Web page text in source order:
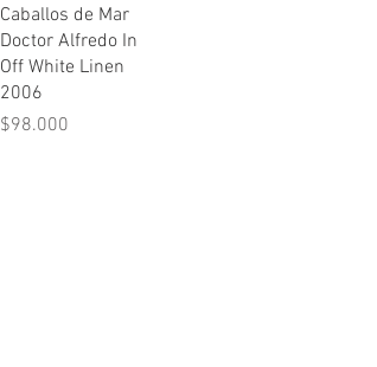
Vista rápida
Caballos de Mar
Doctor Alfredo In
Off White Linen
2006
Precio
$98.000